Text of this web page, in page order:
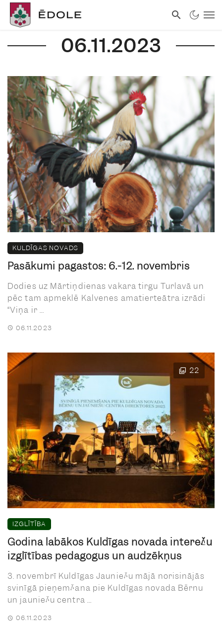
06.11.2023
KULDĪGAS NOVADS
Pasākumi pagastos: 6.-12. novembris
Dodies uz Mārtiņdienas vakara tirgu Turlavā un
pēc tam apmeklē Kalvenes amatierteātra izrādi
“Viņa ir ...
06.11.2023
22
IZGLĪTĪBA
Godina labākos Kuldīgas novada interešu
izglītības pedagogus un audzēkņus
3. novembrī Kuldīgas Jauniešu mājā norisinājās
svinīgā pieņemšana pie Kuldīgas novada Bērnu
un jauniešu centra ...
06.11.2023